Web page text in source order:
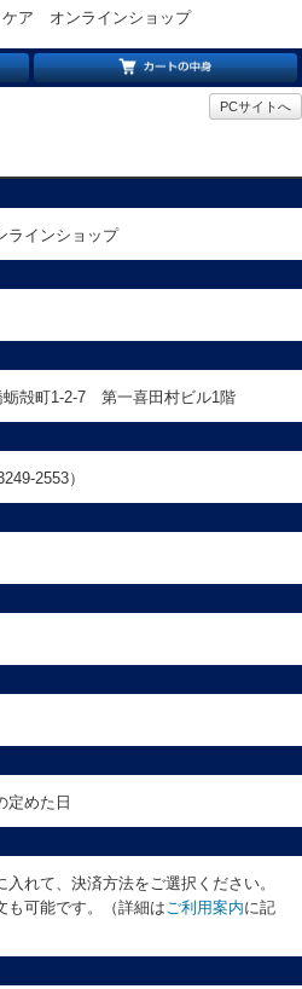
オンラインショップ
PCサイトへ
ラインショップ
殻町1-2-7 第一喜田村ビル1階
2553）
定めた日
れて、決済方法をご選択ください。
も可能です。（詳細はご利用案内に記